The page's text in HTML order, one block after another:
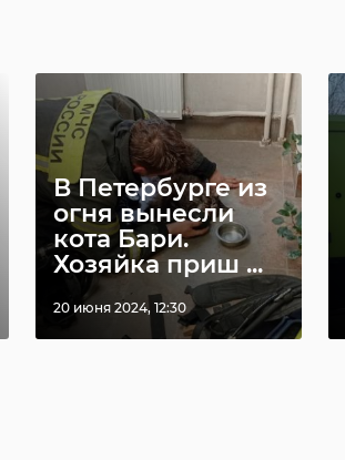
В Петербурге из
огня вынесли
кота Бари.
Хозяйка приш ...
20 июня 2024, 12:30